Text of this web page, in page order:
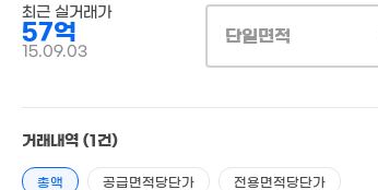
최근 실거래가
57억
15.09.03
단일면적
거래내역 (1건)
총액 공급면적당단가 전용면적당단가